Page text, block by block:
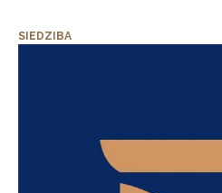
SIEDZIBA